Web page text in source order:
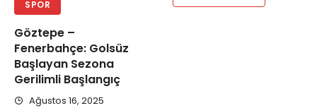
SPOR
Göztepe –
Fenerbahçe: Golsüz
Başlayan Sezona
Gerilimli Başlangıç
Ağustos 16, 2025